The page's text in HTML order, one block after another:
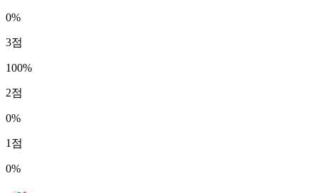
0%
3점
100%
2점
0%
1 점
0%